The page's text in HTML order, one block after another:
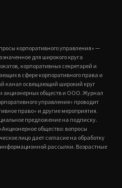
корпоративного управления» —
для широкого круга
корпоративных секретарей и
в сфере корпоративного права и
канал освещающий широкий круг
акционерных обществ и ООО. Журнал
управления» проводит
право» и другие мероприятия.
предложение на подписку.
общество: вопросы
лицо дает согласие на обработку
рассылки. Возрастные